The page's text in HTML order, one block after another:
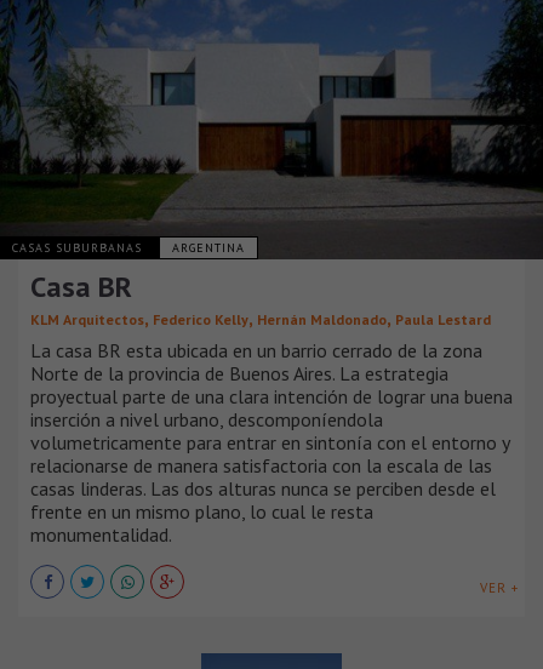
CASAS SUBURBANAS ARGENTINA
Casa BR
KLM Arquitectos, Federico Kelly, Hernán Maldonado, Paula Lestard
La casa BR esta ubicada en un barrio cerrado de la zona
Norte de la provincia de Buenos Aires. La estrategia
proyectual parte de una clara intención de lograr una buena
inserción a nivel urbano, descomponíendola
volumetricamente para entrar en sintonía con el entorno y
relacionarse de manera satisfactoria con la escala de las
casas linderas. Las dos alturas nunca se perciben desde el
frente en un mismo plano, lo cual le resta
monumentalidad.
VER +